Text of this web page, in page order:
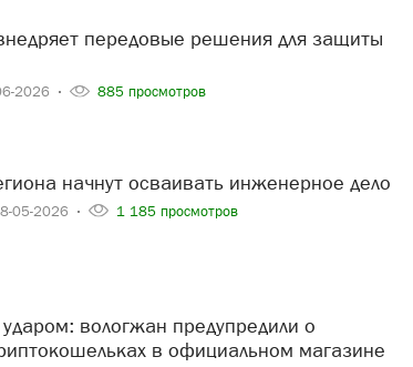
2026 885 просмотров
начнут осваивать инженерное дело
05-2026 1 185 просмотров
в официальном магазине